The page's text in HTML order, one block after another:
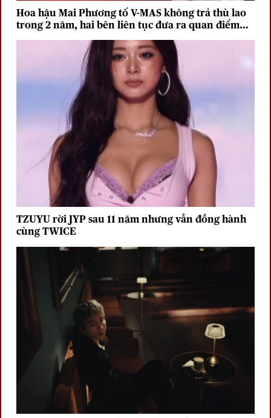
Hoa hậu Mai Phương tố V-MAS không trả thù lao
trong 2 năm, hai bên liên tục đưa ra quan điểm
trái chiều
TZUYU rời JYP sau 11 năm nhưng vẫn đồng hành
cùng TWICE